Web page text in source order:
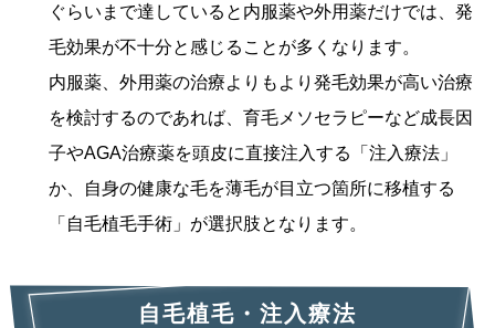
ぐらいまで達していると内服薬や外用薬だけでは、発
毛効果が不十分と感じることが多くなります。
内服薬、外用薬の治療よりもより発毛効果が高い治療
を検討するのであれば、育毛メソセラピーなど成長因
子やAGA治療薬を頭皮に直接注入する「注入療法」
か、自身の健康な毛を薄毛が目立つ箇所に移植する
「自毛植毛手術」が選択肢となります。
自毛植毛・注入療法